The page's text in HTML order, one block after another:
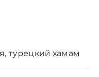
турецкий хамам